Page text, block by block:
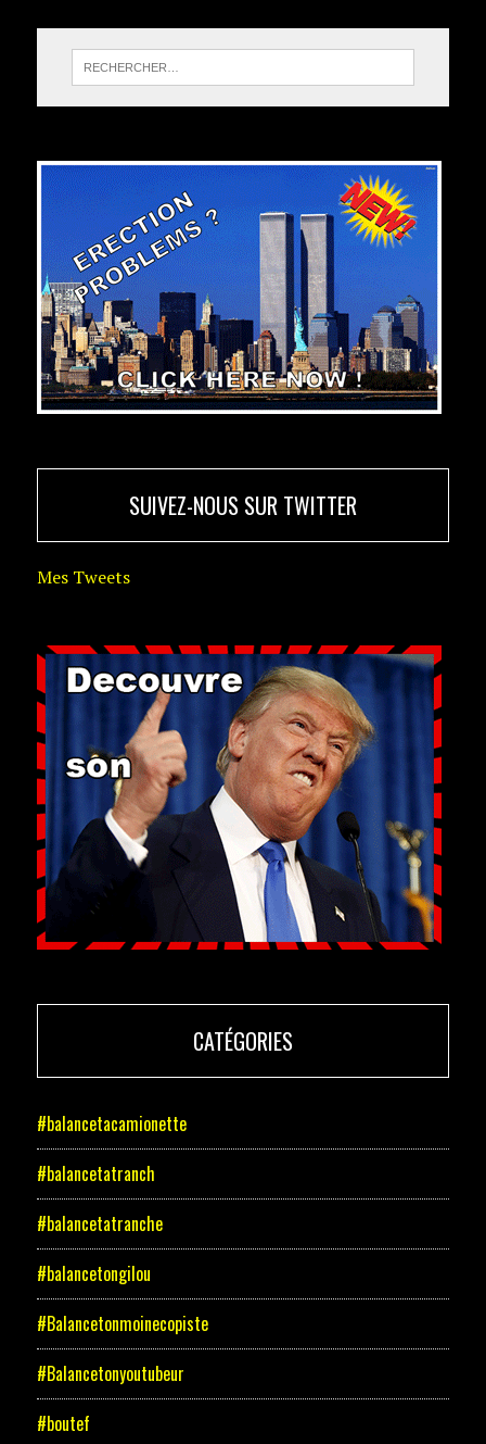
SUIVEZ-NOUS SUR TWITTER
Mes Tweets
CATÉGORIES
#balancetacamionette
#balancetatranch
#balancetatranche
#balancetongilou
#Balancetonmoinecopiste
#Balancetonyoutubeur
#boutef